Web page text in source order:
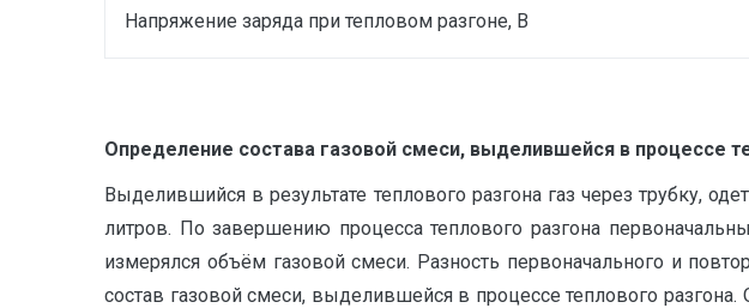
Напряжение заряда при тепловом разгоне, В
Определение состава газовой смеси, выделившейся в процессе
Выделившийся в результате теплового разгона газ через трубку,
литров. По завершению процесса теплового разгона
измерялся объём газовой смеси. Разность первоначального и
состав газовой смеси, выделившейся в процессе теплового